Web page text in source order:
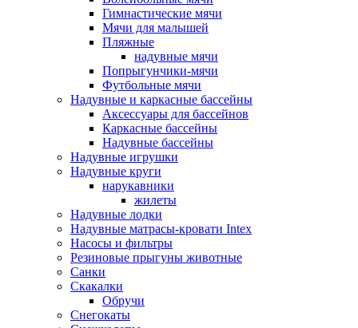
Гимнастические мячи
Мячи для малышей
Пляжные
надувные мячи
Попрыгунчики-мячи
Футбольные мячи
Надувные и каркасные бассейны
Аксессуары для бассейнов
Каркасные бассейны
Надувные бассейны
Надувные игрушки
Надувные круги
нарукавники
жилеты
Надувные лодки
Надувные матрасы-кровати Intex
Насосы и фильтры
Резиновые прыгуны животные
Санки
Скакалки
Обручи
Снегокаты